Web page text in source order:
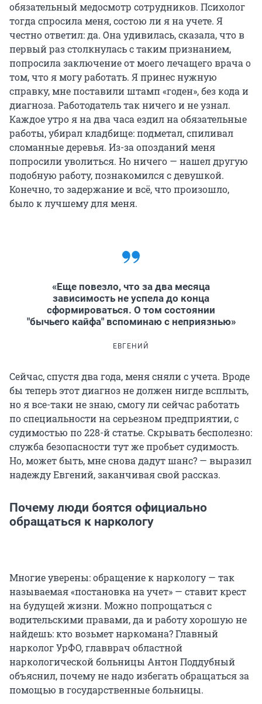
обязательный медосмотр сотрудников. Психолог
тогда спросила меня, состою ли я на учете. Я
честно ответил: да. Она удивилась, сказала, что в
первый раз столкнулась с таким признанием,
попросила заключение от моего лечащего врача о
том, что я могу работать. Я принес нужную
справку, мне поставили штамп «годен», без кода и
диагноза. Работодатель так ничего и не узнал.
Каждое утро я на два часа ездил на обязательные
работы, убирал кладбище: подметал, спиливал
сломанные деревья. Из-за опозданий меня
попросили уволиться. Но ничего — нашел другую
подобную работу, познакомился с девушкой.
Конечно, то задержание и всё, что произошло,
было к лучшему для меня.
«Еще повезло, что за два месяца
зависимость не успела до конца
сформироваться. О том состоянии
"бычьего кайфа" вспоминаю с неприязнью»
ЕВГЕНИЙ
Сейчас, спустя два года, меня сняли с учета. Вроде
бы теперь этот диагноз не должен нигде всплыть,
но я все-таки не знаю, смогу ли сейчас работать
по специальности на серьезном предприятии, с
судимостью по 228-й статье. Скрывать бесполезно:
служба безопасности тут же пробьет судимость.
Но, может быть, мне снова дадут шанс? — выразил
надежду Евгений, заканчивая свой рассказ.
Почему люди боятся официально
обращаться к наркологу
Многие уверены: обращение к наркологу — так
называемая «постановка на учет» — ставит крест
на будущей жизни. Можно попрощаться с
водительскими правами, да и работу хорошую не
найдешь: кто возьмет наркомана? Главный
нарколог УрФО, главврач областной
наркологической больницы Антон Поддубный
объяснил, почему не надо избегать обращаться за
помощью в государственные больницы.